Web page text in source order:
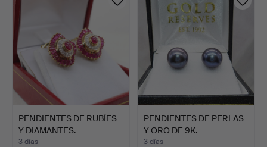
PENDIENTES DE RUBÍES
Y DIAMANTES.
3 días
PENDIENTES DE PERLAS
Y ORO DE 9K.
3 días